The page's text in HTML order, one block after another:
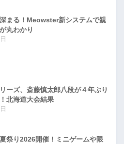
まる！Meowster新システムで親
丸わかり
ーズ、斎藤慎太郎八段が４年ぶり
北海道大会結果
祭り2026開催！ミニゲームや限